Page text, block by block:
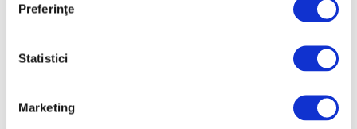
Preferinţe
Statistici
Marketing
6 August 2026